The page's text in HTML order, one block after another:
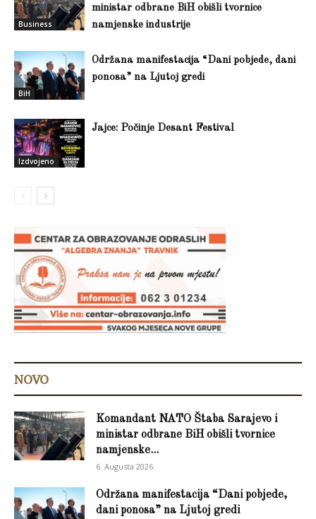
Business
ministar odbrane BiH obišli tvornice
namjenske industrije
BiH
Održana manifestacija “Dani pobjede, dani
ponosa” na Ljutoj gredi
Izdvojeno
Jajce: Počinje Desant Festival
NOVO
Komandant NATO Štaba Sarajevo i
ministar odbrane BiH obišli tvornice
namjenske...
6. Augusta 2026.
Održana manifestacija “Dani pobjede,
dani ponosa” na Ljutoj gredi